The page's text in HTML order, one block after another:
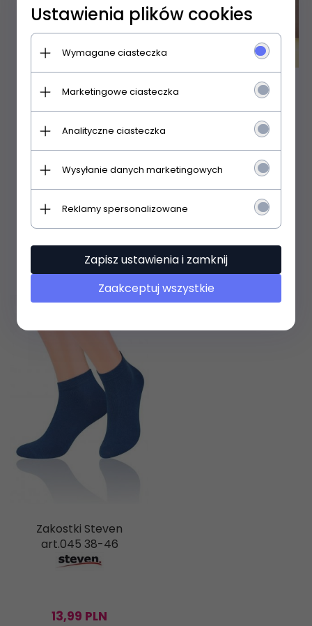
Zakostki Steven
art.054 Sport męskie
PLN
Zakostki Steven
art.045 38-46
13,99 PLN
Ustawienia plików cookies
Wymagane ciasteczka
Marketingowe ciasteczka
Analityczne ciasteczka
Wysyłanie danych marketingowych
Reklamy spersonalizowane
Zapisz ustawienia i zamknij
Zaakceptuj wszystkie